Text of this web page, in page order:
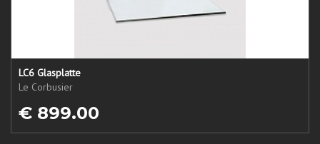
LC6 Glasplatte
Le Corbusier
€ 899.00